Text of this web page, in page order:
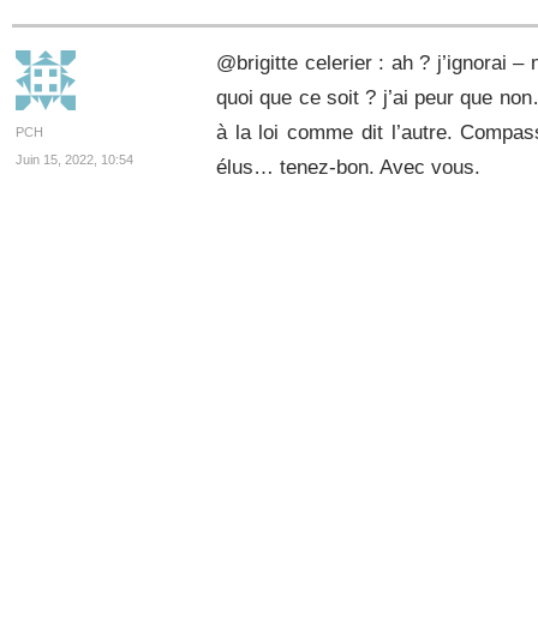
PCH
Juin 15, 2022, 10:54
@brigitte celerier : ah ? j’ignorai
quoi que ce soit ? j’ai peur que
à la loi comme dit l’autre.
élus… tenez-bon. Avec vous.